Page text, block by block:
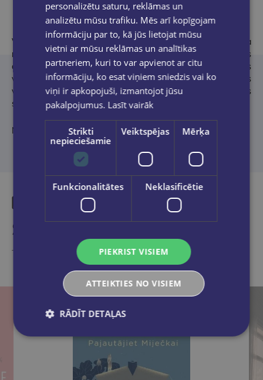
Vairāk nekā divdesmit romānu autore Rebeka Jarosa
ir viena
no populārākajām mūsdienu amerikāņu rakstniecēm – viņas
darbi atrodami The New York Times, USA Today un citos
visvairāk pirkto grāmatu sarakstos. Latvijas lasītāji Jarosas
vārdu pazīst, pateicoties pasaules bestselleram “Ceturtais
spārns” un šīs grāmatas turpinājumiem.
No angļu valodas tulkojusi Ligita Paegle
Similar products
Take a look
personalizētu saturu, reklāmas un
analizētu mūsu trafiku. Mēs arī kopīgojam
informāciju par to, kā jūs lietojat mūsu
vietni ar mūsu reklāmas un analītikas
partneriem, kuri to var apvienot ar citu
informāciju, ko esat viņiem sniedzis vai ko
viņi ir apkopojuši, izmantojot jūsu
pakalpojumus. Lasīt vairāk
Strikti
nepieciešamie
Veiktspējas Mērķa
Funkcionalitātes Neklasificētie
PIEKRIST VISIEM
ATTEIKTIES NO VISIEM
RĀDĪT DETAĻAS